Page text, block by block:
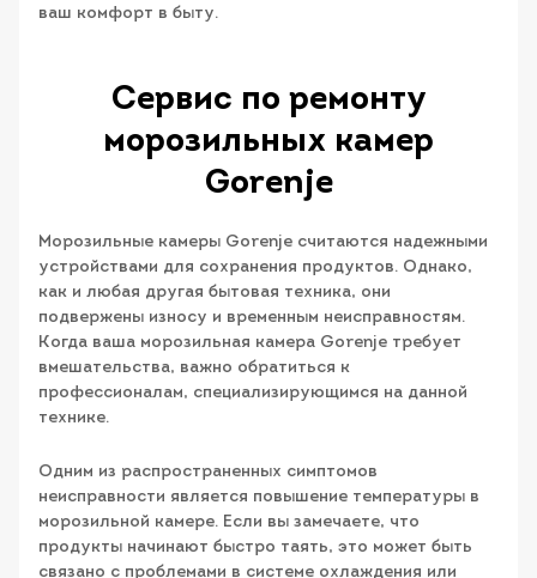
ваш комфорт в быту.
Сервис по ремонту
морозильных камер
Gorenje
Морозильные камеры Gorenje считаются надежными
устройствами для сохранения продуктов. Однако,
как и любая другая бытовая техника, они
подвержены износу и временным неисправностям.
Когда ваша морозильная камера Gorenje требует
вмешательства, важно обратиться к
профессионалам, специализирующимся на данной
технике.
Одним из распространенных симптомов
неисправности является повышение температуры в
морозильной камере. Если вы замечаете, что
продукты начинают быстро таять, это может быть
связано с проблемами в системе охлаждения или